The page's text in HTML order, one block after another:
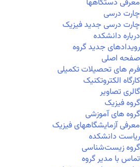
معرفی دستگاهها
چارت درسی
چارت درسی جدید فیزیک
درباره دانشکده
رویدادهای جدید گروه
صفحه اصلی
فرم های تحصیلات تکمیلی
کارگاه الکتروتکنیک
گالری تصاویر
گروه فیزیک
گروه های آموزشی
معرفی آزمایشگاههای فیزیک
ریاست دانشکده
گروه زیست‌شناسی
تماس با مدیر گروه